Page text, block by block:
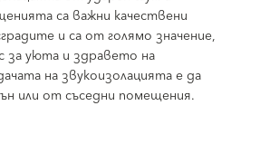
са важни качествени
и са от голямо значение,
за уюта и здравето на
на звукоизолацията е да
или от съседни помещения.